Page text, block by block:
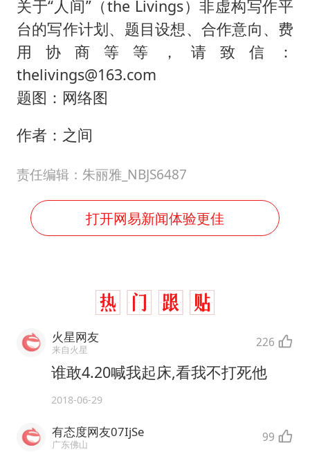
关于“人间”（the Livings）非虚构写作平
台的写作计划、题目设想、合作意向、费
用协商等等，请致信：
thelivings@163.com
题图：网络图
作者：之间
责任编辑：朱丽雅_NBJS6487
打开网易新闻体验更佳
火星网友
来自火星 226
谁敢4.20喊我起床,看我不打死他
2018-06-29
有态度网友07IjSe
广东佛山 99